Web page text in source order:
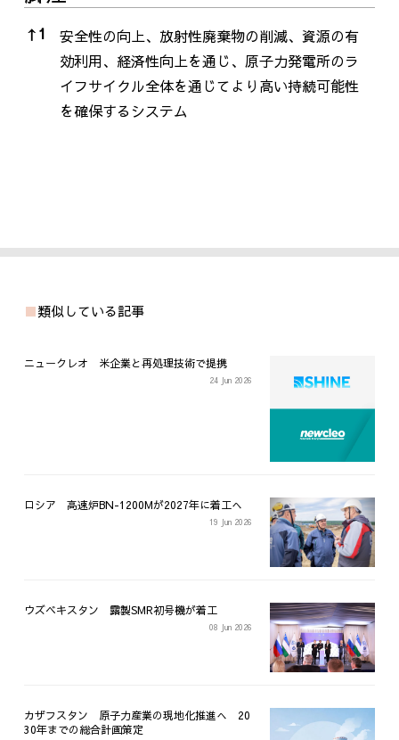
脚注
↑1
安全性の向上、放射性廃棄物の削減、資源の有
効利用、経済性向上を通じ、原子力発電所のラ
イフサイクル全体を通じてより高い持続可能性
を確保するシステム
類似している記事
ニュークレオ 米企業と再処理技術で提携
24 Jun 2026
ロシア 高速炉BN-1200Mが2027年に着工へ
19 Jun 2026
ウズベキスタン 露製SMR初号機が着工
08 Jun 2026
カザフスタン 原子力産業の現地化推進へ 20
30年までの総合計画策定